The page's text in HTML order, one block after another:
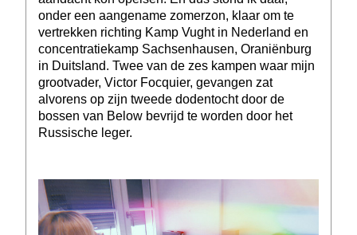
onder een aangename zomerzon, klaar om te
vertrekken richting Kamp Vught in Nederland en
concentratiekamp Sachsenhausen, Oraniënburg
in Duitsland. Twee van de zes kampen waar mijn
grootvader, Victor Focquier, gevangen zat
alvorens op zijn tweede dodentocht door de
bossen van Below bevrijd te worden door het
Russische leger.